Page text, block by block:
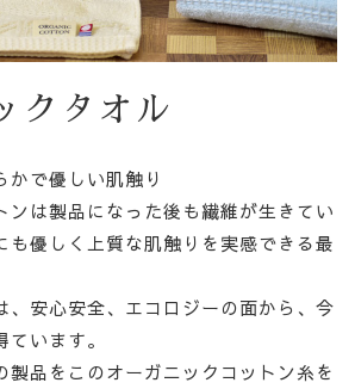
クタオル
で優しい肌触り
ンは製品になった後も繊維が生きてい
も優しく上質な肌触りを実感できる最
、安心安全、エコロジーの面から、今
います。
製品をこのオーガニックコットン糸を